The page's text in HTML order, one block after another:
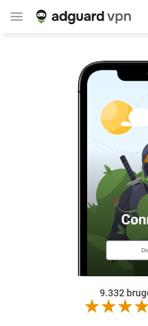
9.332